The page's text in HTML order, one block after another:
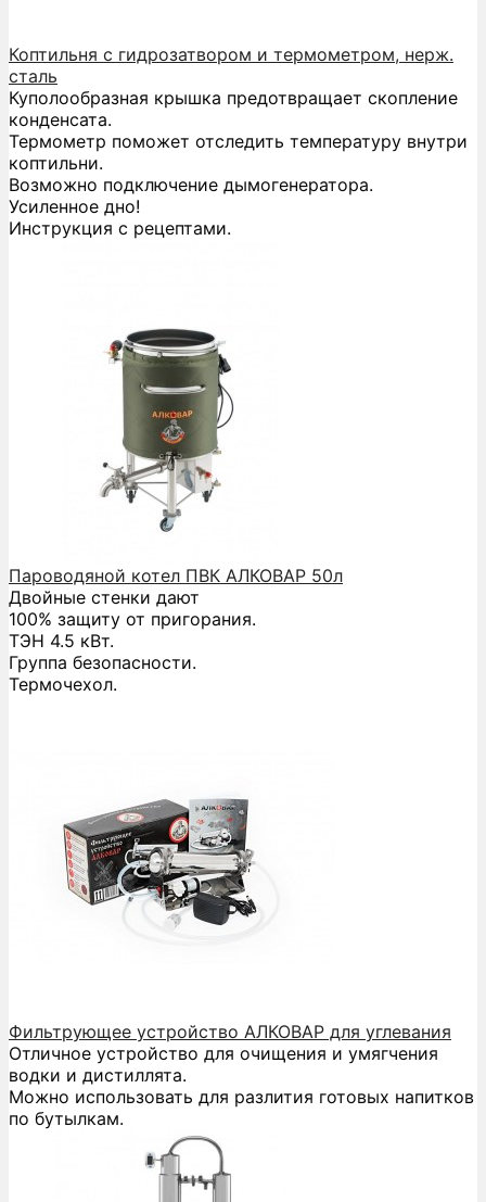
Коптильня с гидрозатвором и термометром, нерж.
сталь
Куполообразная крышка предотвращает скопление
конденсата.
Термометр поможет отследить температуру внутри
коптильни.
Возможно подключение дымогенератора.
Усиленное дно!
Инструкция с рецептами.
Пароводяной котел ПВК АЛКОВАР 50л
Двойные стенки дают
100% защиту от пригорания.
ТЭН 4.5 кВт.
Группа безопасности.
Термочехол.
Фильтрующее устройство АЛКОВАР для углевания
Отличное устройство для очищения и умягчения
водки и дистиллята.
Можно использовать для разлития готовых напитков
по бутылкам.